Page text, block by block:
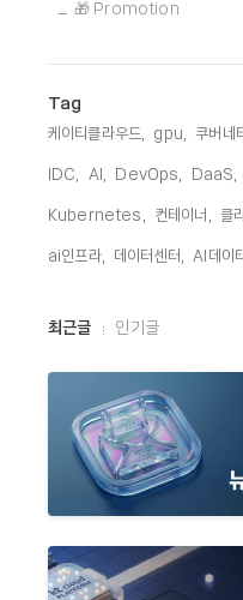
🎁 Promotion
Tag
케이티클라우드, gpu, 쿠버네
IDC, AI, DevOps, DaaS,
Kubernetes, 컨테이너, 클
ai인프라, 데이터센터, AI데이
최
최근글 인기글